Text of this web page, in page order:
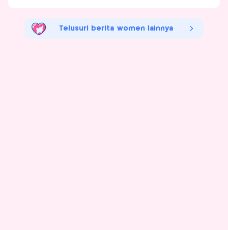
Telusuri berita women lainnya